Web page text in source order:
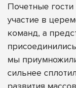
Почетные
участие в
команд, а
мы
сильнее